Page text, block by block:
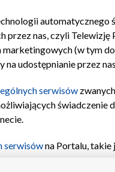
Moje zgody
nas, czyli Telewizję
marketingowych (w tym
na udostępnianie przez
serwisów
świadczenie
serwisówna Portalu,